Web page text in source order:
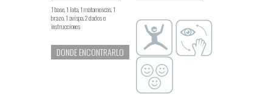
1 base, 1 lata, 1 matamoscas, 1
brazo, 1 avispa, 2 dados e
instrucciones
DONDE ENCONTRARLO